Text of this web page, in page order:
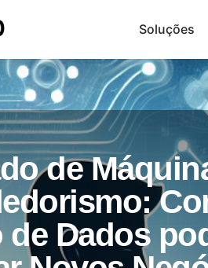
Soluções
Atendimento por
Whatsapp
de
de Dados